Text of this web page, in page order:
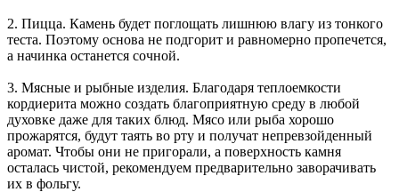
2. Пицца. Камень будет поглощать лишнюю влагу из тонкого
теста. Поэтому основа не подгорит и равномерно пропечется,
а начинка останется сочной.
3. Мясные и рыбные изделия. Благодаря теплоемкости
кордиерита можно создать благоприятную среду в любой
духовке даже для таких блюд. Мясо или рыба хорошо
прожарятся, будут таять во рту и получат непревзойденный
аромат. Чтобы они не пригорали, а поверхность камня
осталась чистой, рекомендуем предварительно заворачивать
их в фольгу.